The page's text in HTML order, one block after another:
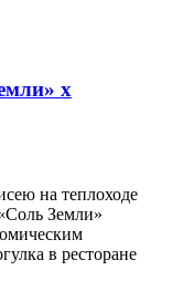
х
на теплоходе
Земли»
в ресторане